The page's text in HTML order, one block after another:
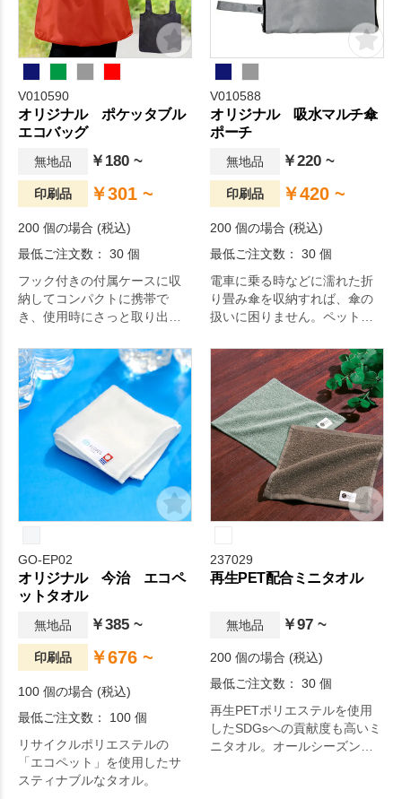
V010590
オリジナル ポケッタブル
エコバッグ
無地品 ￥180 ~
印刷品 ￥301 ~
200 個の場合 (税込)
最低ご注文数： 30 個
フック付きの付属ケースに収
納してコンパクトに携帯で
き、使用時にさっと取り出せ
も大きく、落ち着いた色合い
で年齢性別を問わず持ちやす
いエコバッグです。
V010588
オリジナル 吸水マルチ傘
ポーチ
無地品 ￥220 ~
印刷品 ￥420 ~
200 個の場合 (税込)
最低ご注文数： 30 個
電車に乗る時などに濡れた折
り畳み傘を収納すれば、傘の
扱いに困りません。ペットボ
ば、鞄の中で結露して書類な
どを濡らす心配もなく便利で
す。
GO-EP02
オリジナル 今治 エコペ
ットタオル
無地品 ￥385 ~
印刷品 ￥676 ~
100 個の場合 (税込)
最低ご注文数： 100 個
リサイクルポリエステルの
「エコペット」を使用したサ
スティナブルなタオル。
237029
再生PET配合ミニタオル
無地品 ￥97 ~
200 個の場合 (税込)
最低ご注文数： 30 個
再生PETポリエステルを使用
したSDGsへの貢献度も高いミ
ニタオル。オールシーズン、